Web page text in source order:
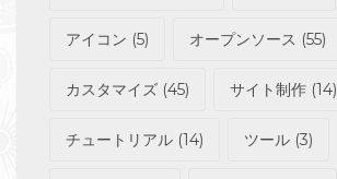
アイコン (5) オープンソース (55)
カスタマイズ (45) サイト制作 (14)
チュートリアル (14) ツール (3)